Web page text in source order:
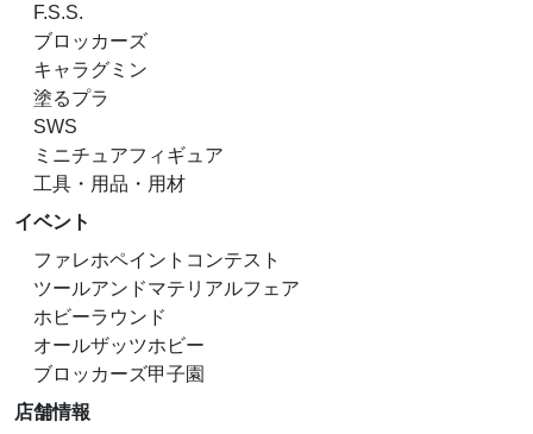
F.S.S.
ブロッカーズ
キャラグミン
塗るプラ
SWS
ミニチュアフィギュア
工具・用品・用材
イベント
ファレホペイントコンテスト
ツールアンドマテリアルフェア
ホビーラウンド
オールザッツホビー
ブロッカーズ甲子園
店舗情報